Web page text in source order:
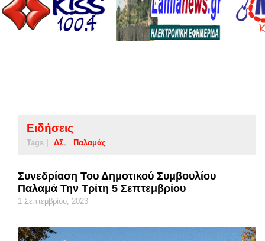
Ειδήσεις
Tags | ΔΣ Παλαμάς
Συνεδρίαση Του Δημοτικού Συμβουλίου
Παλαμά Την Τρίτη 5 Σεπτεμβρίου
1 Σεπτεμβρίου, 2023